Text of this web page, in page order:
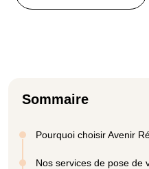
Sommaire
Pourquoi choisir Avenir
Nos services de pose de